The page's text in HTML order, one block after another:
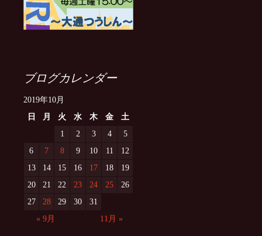
ブログカレンダー
2019年10月
日
月 火 水 木 金
土
1
2 3 4
5
6
7 8 9 10 11
12
13
14 15 16 17 18
19
20
21 22 23 24 25
26
27
28 29 30
31
« 9月
11月 »